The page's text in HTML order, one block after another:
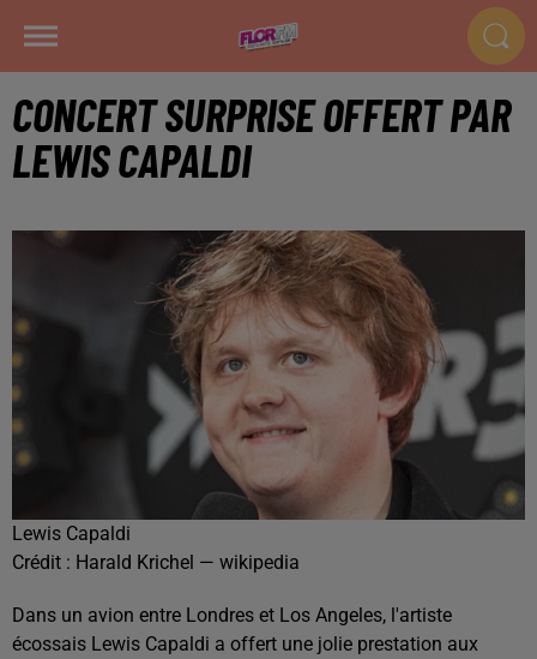
CONCERT SURPRISE OFFERT PAR
LEWIS CAPALDI
Lewis Capaldi
Crédit : Harald Krichel — wikipedia
Dans un avion entre Londres et Los Angeles, l'artiste
écossais Lewis Capaldi a offert une jolie prestation aux